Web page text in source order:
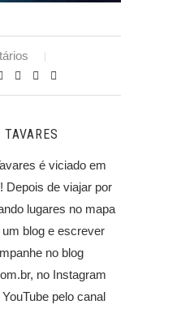
é viciado em
Depois de viajar por
lugares no mapa
blog e escrever
no blog
no Instagram
pelo canal